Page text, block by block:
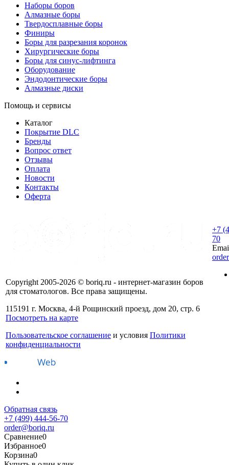
Наборы боров
Алмазные боры
Твердосплавные боры
Финиры
Боры для разрезания коронок
Хирургические боры
Боры для синус-лифтинга
Оборудование
Эндодонтические боры
Алмазные диски
Помощь и сервисы
Каталог
Покрытие DLC
Бренды
Вопрос ответ
Отзывы
Оплата
Новости
Контакты
Оферта
Copyright 2005-2026 © boriq.ru - интернет-магазин боров
для стоматологов. Все права защищены.
115191 г. Москва, 4-й Рощинский проезд, дом 20, стр. 6
Посмотреть на карте
Пользовательское соглашение и условия Политики
конфиденциальности
+7
70
Обратная связь
+7 (499) 444-56-70
order@boriq.ru
Сравнение0
Избранное0
Корзина0